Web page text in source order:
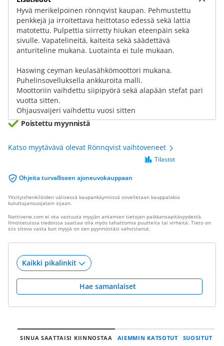
Hyvä merikelpoinen rönnqvist kaupan. Pehmustettu
penkkejä ja irroitettava heittotaso edessä sekä lattia
matotettu. Pulpettia siirretty hiukan eteenpäin sekä
sivulle. Vapatelineitä, kaiteita sekä säädettävä
anturiteline mukana. Luotainta ei tule mukaan.
Haswing ceyman keulasähkömoottori mukana.
Puhelinsovelluksella ankkuroita malli.
Moottoriin vaihdettu siipipyörä sekä alapään stefat pari
vuotta sitten.
Ohjausvaijeri vaihdettu vuosi sitten
Poistettu myynnistä
Katso myytävävä olevat Rönnqvist vaihtoveneet
Ohjeita turvalliseen ajoneuvokauppaan
Tilastot
Yksityishenkilöiden välisessä kaupankäynnissä sovelletaan kauppalakia
kuluttajansuojalain sijaan.
Nettivene.com ei ota vastuuta myyjän antamien tietojen paikkansapitävyydestä.
Ilmoitetuissa tiedoissa saattaa olla myös tahattomia puutteita tai virheitä. Tieto on
siis sitova vasta kun myyjä on sen pyynnöstäsi vahvistanut.
Hae samanlaiset
SINUA SAATTAISI KIINNOSTAA AIEMMIN KATSOTUT SUOSITUT